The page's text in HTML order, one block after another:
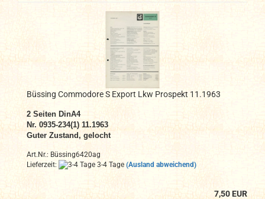
Büssing Commodore S Export Lkw Prospekt 11.1963
2 Seiten DinA4
Nr. 0935-234(1) 11.1963
Guter Zustand, gelocht
Art.Nr.: Büssing6420ag
Lieferzeit:
3-4 Tage (Ausland abweichend)
7,50 EUR